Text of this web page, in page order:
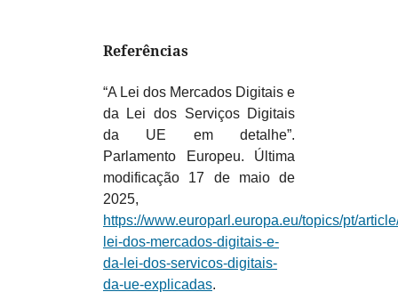
Referências
“A Lei dos Mercados Digitais e
da Lei dos Serviços Digitais
da UE em detalhe”.
Parlamento Europeu. Última
modificação 17 de maio de
2025,
https://www.europarl.europa.eu/topics/pt/
lei-dos-mercados-digitais-e-
da-lei-dos-servicos-digitais-
da-ue-explicadas.